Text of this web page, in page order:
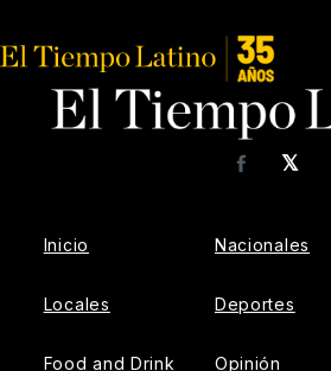
𝕏
Facebook
Inicio
Locales
Food and Drink
Nacionales
Deportes
Opinión